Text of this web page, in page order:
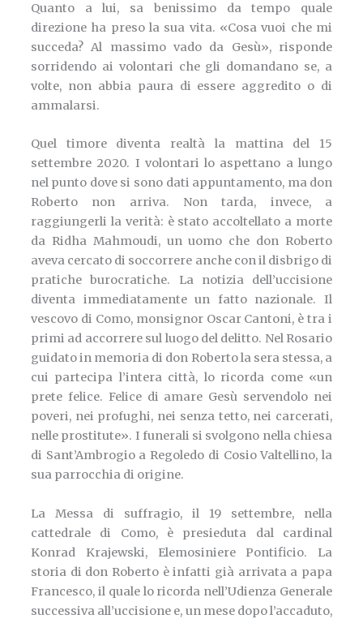
Quanto a lui, sa benissimo da tempo quale
direzione ha preso la sua vita. «Cosa vuoi che mi
succeda? Al massimo vado da Gesù», risponde
sorridendo ai volontari che gli domandano se, a
volte, non abbia paura di essere aggredito o di
ammalarsi.
Quel timore diventa realtà la mattina del 15
settembre 2020. I volontari lo aspettano a lungo
nel punto dove si sono dati appuntamento, ma don
Roberto non arriva. Non tarda, invece, a
raggiungerli la verità: è stato accoltellato a morte
da Ridha Mahmoudi, un uomo che don Roberto
aveva cercato di soccorrere anche con il disbrigo di
pratiche burocratiche. La notizia dell’uccisione
diventa immediatamente un fatto nazionale. Il
vescovo di Como, monsignor Oscar Cantoni, è tra i
primi ad accorrere sul luogo del delitto. Nel Rosario
guidato in memoria di don Roberto la sera stessa, a
cui partecipa l’intera città, lo ricorda come «un
prete felice. Felice di amare Gesù servendolo nei
poveri, nei profughi, nei senza tetto, nei carcerati,
nelle prostitute». I funerali si svolgono nella chiesa
di Sant’Ambrogio a Regoledo di Cosio Valtellino, la
sua parrocchia di origine.
La Messa di suffragio, il 19 settembre, nella
cattedrale di Como, è presieduta dal cardinal
Konrad Krajewski, Elemosiniere Pontificio. La
storia di don Roberto è infatti già arrivata a papa
Francesco, il quale lo ricorda nell’Udienza Generale
successiva all’uccisione e, un mese dopo l’accaduto,